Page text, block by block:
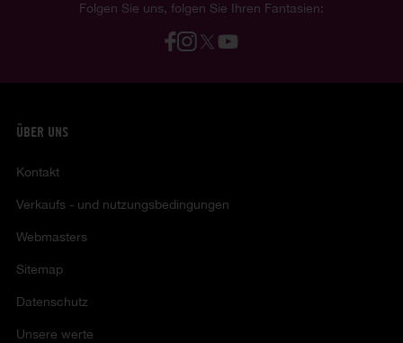
Folgen Sie uns, folgen Sie Ihren Fantasien:
ÜBER UNS
Kontakt
Verkaufs - und nutzungsbedingungen
Webmasters
Sitemap
Datenschutz
Unsere werte